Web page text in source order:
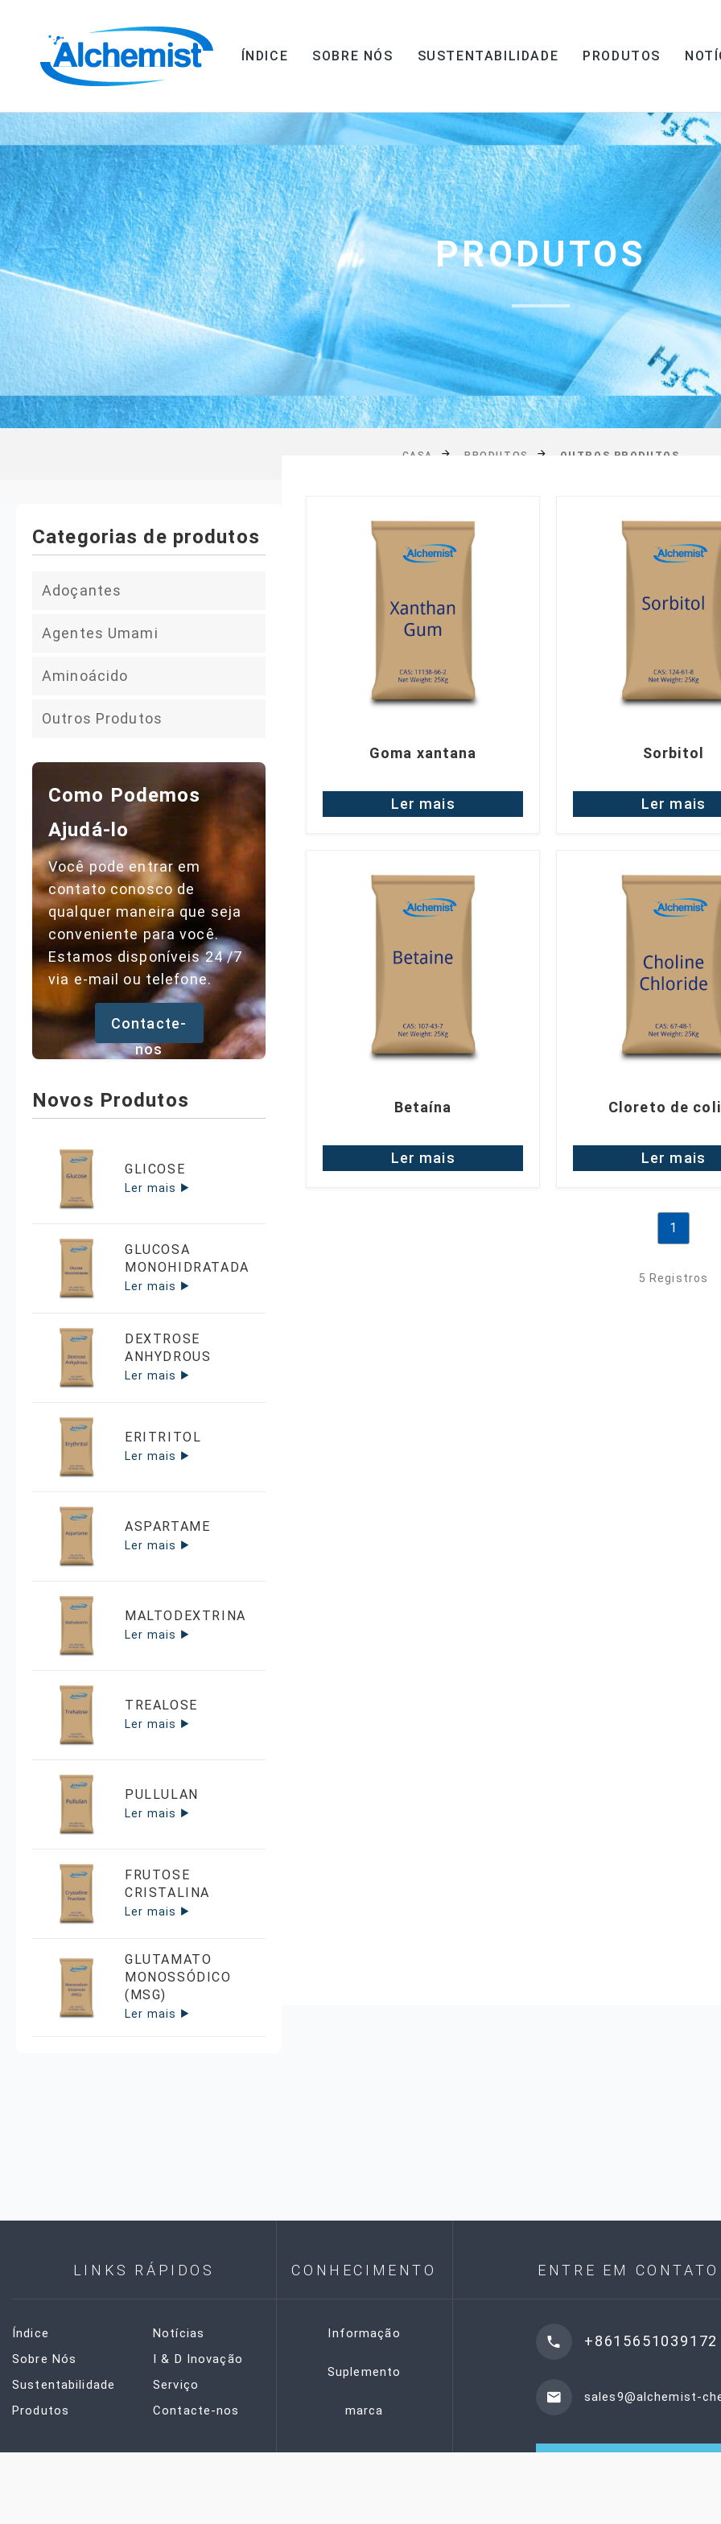
ÍNDICE SOBRE NÓS SUSTENTABILIDADE PRODUTOS
PRODUTOS
CASA PRODUTOS OUTROS PRODUTOS
Categorias de produtos
Adoçantes
Glicose
Ácido láctico
Ácido cítrico
Agentes Umami
Aminoácido
Lisina
Outros Produtos
Como Podemos
Ajudá-lo
Você pode entrar em
contato conosco de
qualquer maneira que seja
conveniente para você.
Estamos disponíveis 24 /7
via e-mail ou telefone.
Contacte-
nos
Novos Produtos
GLICOSE
Ler mais
GLUCOSA
MONOHIDRATADA
Ler mais
DEXTROSE
ANHYDROUS
Ler mais
ERITRITOL
Ler mais
ASPARTAME
Ler mais
MALTODEXTRINA
Ler mais
TREALOSE
Ler mais
PULLULAN
Ler mais
FRUTOSE
CRISTALINA
Ler mais
GLUTAMATO
MONOSSÓDICO
(MSG)
Ler mais
Goma xantana
Ler mais
Sorbitol
Ler mais
Betaína
Ler mais
Cloreto de
Ler mais
1
5 Registros
LINKS RÁPIDOS
Índice
Sobre Nós
Sustentabilidade
Produtos
Notícias
I & D Inovação
Serviço
Contacte-nos
CONHECIMENTO
Informação
Suplemento
marca
ENTRE EM CONTATO
+8615651039172
sales9@alchemist-